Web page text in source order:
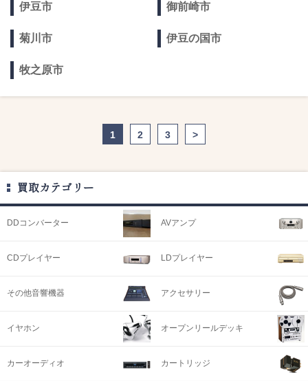
伊豆市 御前崎市
菊川市 伊豆の国市
牧之原市
1 2 3 >
買取カテゴリー
DDコンバーター AVアンプ
CDプレイヤー LDプレイヤー
その他音響機器 アクセサリー
イヤホン オープンリールデッキ
カーオーディオ カートリッジ